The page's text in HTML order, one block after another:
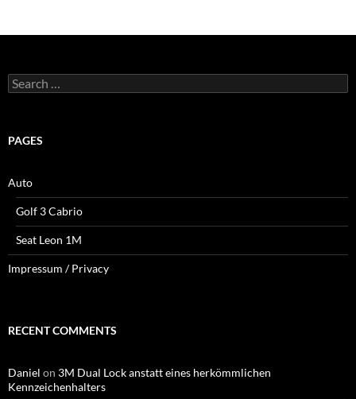
Search
for:
PAGES
Auto
Golf 3 Cabrio
Seat Leon 1M
Impressum / Privacy
RECENT COMMENTS
Daniel on 3M Dual Lock anstatt eines herkömmlichen
Kennzeichenhalters